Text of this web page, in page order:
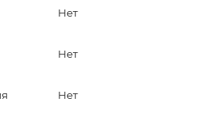
Нет
Нет
Нет